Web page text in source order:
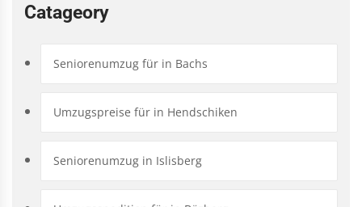
Catageory
Seniorenumzug für in Bachs
Umzugspreise für in Hendschiken
Seniorenumzug in Islisberg